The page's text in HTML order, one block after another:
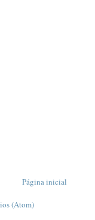
Página inicial
(Atom)